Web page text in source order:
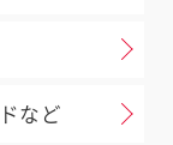
など